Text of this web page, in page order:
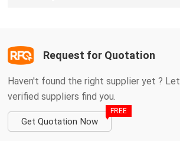
Haven't found the right supplier yet ?
verified suppliers find you.
Get Quotation Now
FREE
Request for Quotation